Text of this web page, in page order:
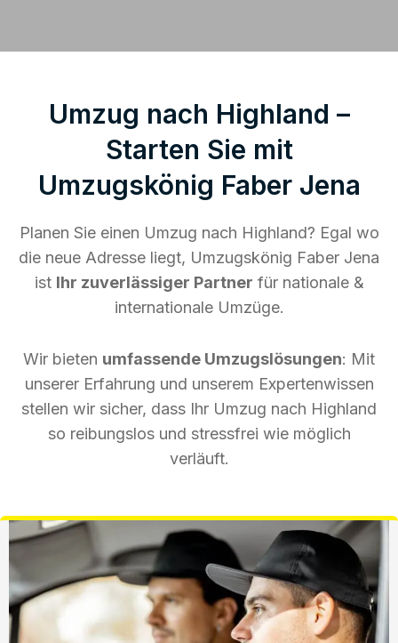
Umzug nach Highland –
Starten Sie mit
Umzugskönig Faber Jena
Planen Sie einen Umzug nach Highland? Egal wo
die neue Adresse liegt, Umzugskönig Faber Jena
ist Ihr zuverlässiger Partner für nationale &
internationale Umzüge.
Wir bieten umfassende Umzugslösungen: Mit
unserer Erfahrung und unserem Expertenwissen
stellen wir sicher, dass Ihr Umzug nach Highland
so reibungslos und stressfrei wie möglich
verläuft.